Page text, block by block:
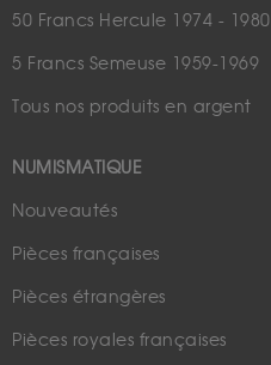
50 Francs Hercule 1974 - 1980
5 Francs Semeuse 1959-1969
Tous nos produits en argent
NUMISMATIQUE
Nouveautés
Pièces françaises
Pièces étrangères
Pièces royales françaises